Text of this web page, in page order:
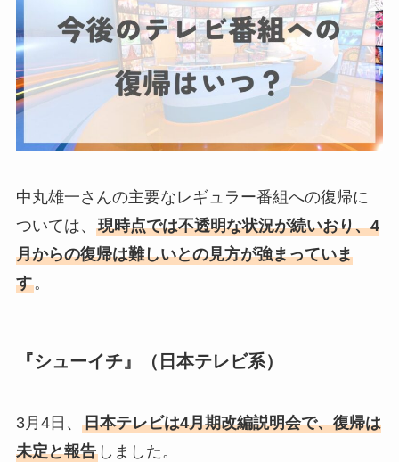
中丸雄一さんの主要なレギュラー番組への復帰に
ついては、 現時点では不透明な状況が続いおり、4
月からの復帰は難しいとの見方が強まっていま
す。
『シューイチ』（日本テレビ系）
3月4日、 日本テレビは4月期改編説明会で、復帰は
未定と報告しました。